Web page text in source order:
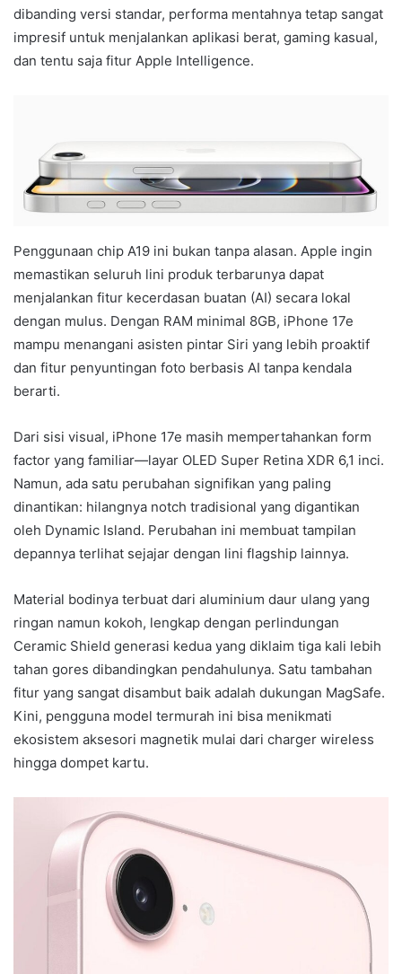
dibanding versi standar, performa mentahnya tetap sangat
impresif untuk menjalankan aplikasi berat, gaming kasual,
dan tentu saja fitur Apple Intelligence.
Penggunaan chip A19 ini bukan tanpa alasan. Apple ingin
memastikan seluruh lini produk terbarunya dapat
menjalankan fitur kecerdasan buatan (AI) secara lokal
dengan mulus. Dengan RAM minimal 8GB, iPhone 17e
mampu menangani asisten pintar Siri yang lebih proaktif
dan fitur penyuntingan foto berbasis AI tanpa kendala
berarti.
Dari sisi visual, iPhone 17e masih mempertahankan form
factor yang familiar—layar OLED Super Retina XDR 6,1 inci.
Namun, ada satu perubahan signifikan yang paling
dinantikan: hilangnya notch tradisional yang digantikan
oleh Dynamic Island. Perubahan ini membuat tampilan
depannya terlihat sejajar dengan lini flagship lainnya.
Material bodinya terbuat dari aluminium daur ulang yang
ringan namun kokoh, lengkap dengan perlindungan
Ceramic Shield generasi kedua yang diklaim tiga kali lebih
tahan gores dibandingkan pendahulunya. Satu tambahan
fitur yang sangat disambut baik adalah dukungan MagSafe.
Kini, pengguna model termurah ini bisa menikmati
ekosistem aksesori magnetik mulai dari charger wireless
hingga dompet kartu.